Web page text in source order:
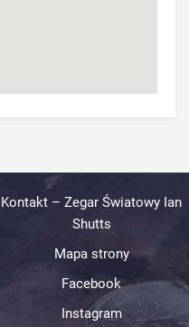
Kontakt – Zegar Światowy Ian
Shutts
Mapa strony
Facebook
Instagram